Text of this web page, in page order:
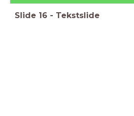
Slide 16 - Tekstslide